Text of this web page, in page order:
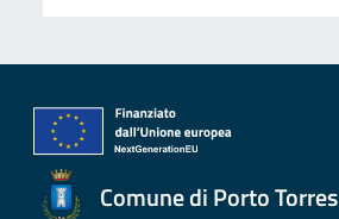
Comune di Porto Torres